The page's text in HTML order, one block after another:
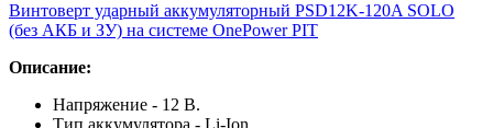
Винтоверт ударный аккумуляторный PSD12K-120A SOLO
(без АКБ и ЗУ) на системе OnePower PIT
Описание:
Напряжение - 12 В.